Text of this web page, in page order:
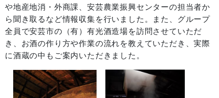
や地産地消・外商課、安芸農業振興センターの担当者か
ら聞き取るなど情報収集を行いました。また、グループ
全員で安芸市の（有）有光酒造場を訪問させていただ
き、お酒の作り方や作業の流れを教えていただき、実際
に酒蔵の中もご案内いただきました。